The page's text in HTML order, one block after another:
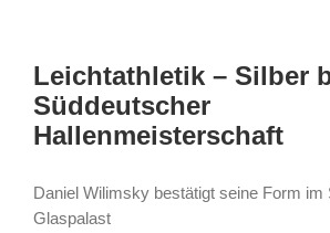
grösseres
Bild
Leichtathletik – Silber
Süddeutscher
Hallenmeisterschaft
Daniel Wilimsky bestätigt seine Form im
Glaspalast